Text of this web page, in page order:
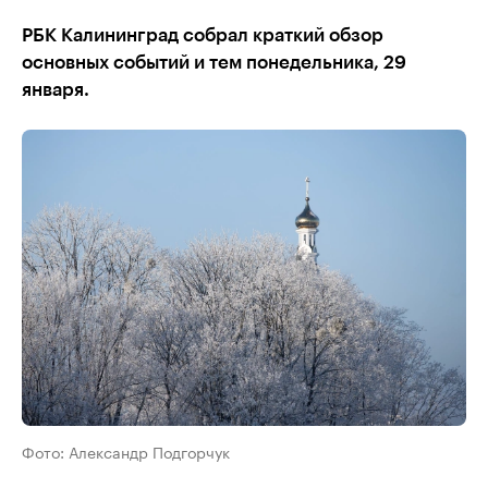
РБК Калининград собрал краткий обзор
основных событий и тем понедельника, 29
января.
Фото: Александр Подгорчук